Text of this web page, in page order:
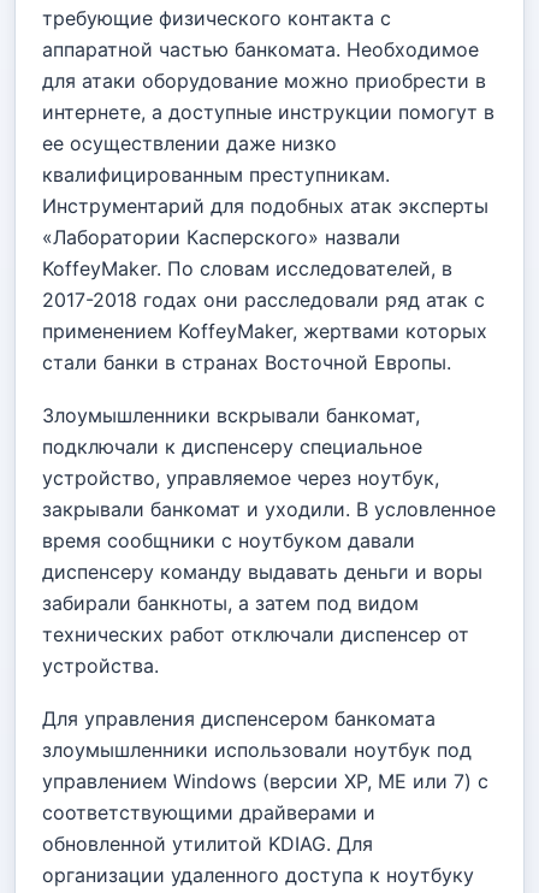
требующие физического контакта с
аппаратной частью банкомата. Необходимое
для атаки оборудование можно приобрести в
интернете, а доступные инструкции помогут в
ее осуществлении даже низко
квалифицированным преступникам.
Инструментарий для подобных атак эксперты
«Лаборатории Касперского» назвали
KoffeyMaker. По словам исследователей, в
2017-2018 годах они расследовали ряд атак с
применением KoffeyMaker, жертвами которых
стали банки в странах Восточной Европы.
Злоумышленники вскрывали банкомат,
подключали к диспенсеру специальное
устройство, управляемое через ноутбук,
закрывали банкомат и уходили. В условленное
время сообщники с ноутбуком давали
диспенсеру команду выдавать деньги и воры
забирали банкноты, а затем под видом
технических работ отключали диспенсер от
устройства.
Для управления диспенсером банкомата
злоумышленники использовали ноутбук под
управлением Windows (версии XP, ME или 7) с
соответствующими драйверами и
обновленной утилитой KDIAG. Для
организации удаленного доступа к ноутбуку